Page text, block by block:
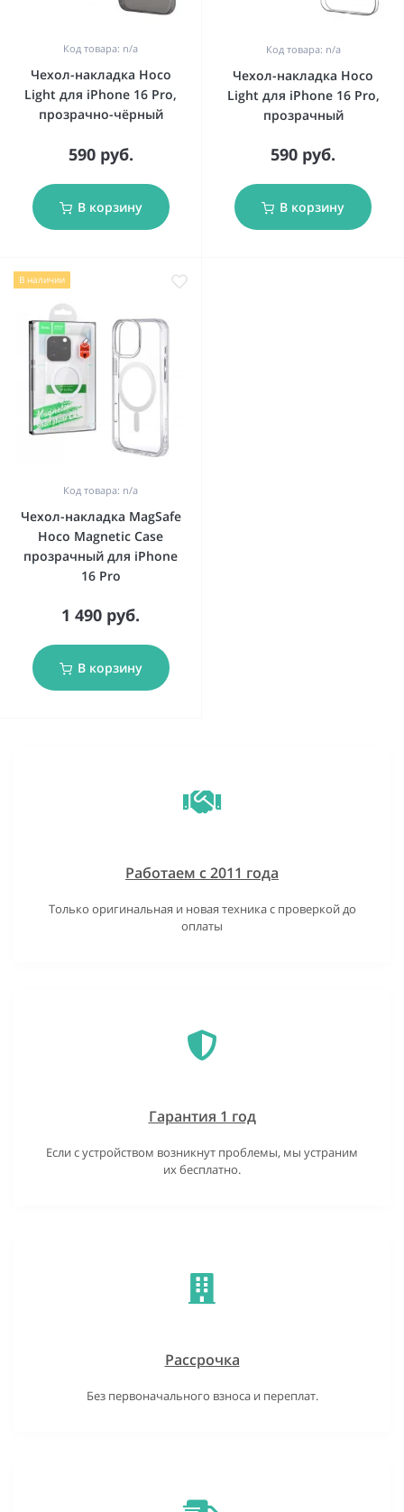
Код товара: n/a
Чехол-накладка Hoco
Light для iPhone 16 Pro,
прозрачно-чёрный
590 руб.
В корзину
Код товара: n/a
Чехол-накладка Hoco
Light для iPhone 16 Pro,
прозрачный
590 руб.
В корзину
В наличии
Код товара: n/a
Чехол-накладка MagSafe
Hoco Magnetic Case
прозрачный для iPhone
16 Pro
1 490 руб.
В корзину
Работаем с 2011 года
Только оригинальная и новая техника с проверкой до
оплаты
Гарантия 1 год
Если с устройством возникнут проблемы, мы устраним
их бесплатно.
Рассрочка
Без первоначального взноса и переплат.